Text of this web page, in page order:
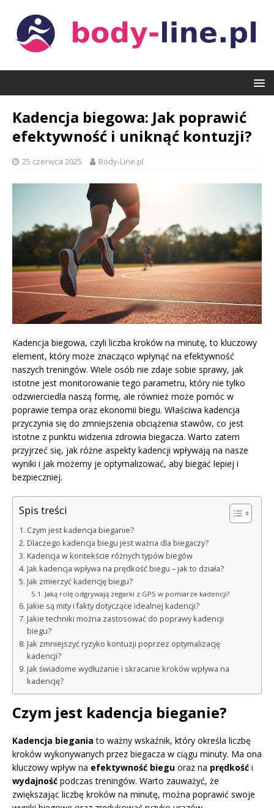
Kadencja biegowa: Jak poprawić
efektywność i uniknąć kontuzji?
25 czerwca 2025 Body-Line.pl
Kadencja biegowa, czyli liczba kroków na minutę, to kluczowy
element, który może znacząco wpłynąć na efektywność
naszych treningów. Wiele osób nie zdaje sobie sprawy, jak
istotne jest monitorowanie tego parametru, który nie tylko
odzwierciedla naszą formę, ale również może pomóc w
poprawie tempa oraz ekonomii biegu. Właściwa kadencja
przyczynia się do zmniejszenia obciążenia stawów, co jest
istotne z punktu widzenia zdrowia biegacza. Warto zatem
przyjrzeć się, jak różne aspekty kadencji wpływają na nasze
wyniki i jak możemy je optymalizować, aby biegać lepiej i
bezpieczniej.
Spis treści
Czym jest kadencja bieganie?
Dlaczego kadencja biegu jest ważna dla biegaczy?
Kadencja w kontekście różnych typów biegów
Jak kadencja wpływa na prędkość biegu – jak to działa?
Jak zmierzyć kadencję biegu?
Jaką rolę odgrywają zegarki z GPS w pomiarze kadencji?
Jakie są mity i fakty dotyczące idealnej kadencji?
Jakie techniki można zastosować do poprawy kadencji
biegu?
Jak zmniejszyć ryzyko kontuzji poprzez optymalizację
kadencji?
Jak świadome wydłużanie i skracanie kroków wpływa na
kadencję?
Czym jest kadencja bieganie?
Kadencja biegania to ważny wskaźnik, który określa liczbę
kroków wykonywanych przez biegacza w ciągu minuty. Ma ona
kluczowy wpływ na efektywność biegu oraz na prędkość i
wydajność podczas treningów. Warto zauważyć, że
zwiększając liczbę kroków na minutę, można poprawić swoje